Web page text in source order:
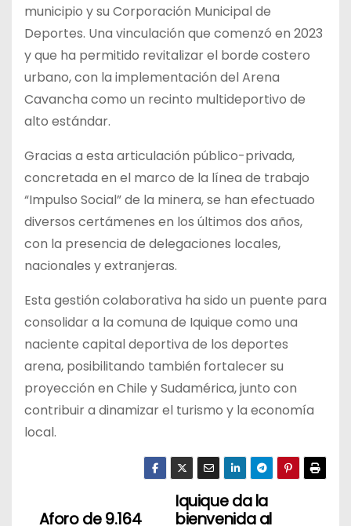
municipio y su Corporación Municipal de
Deportes. Una vinculación que comenzó en 2023
y que ha permitido revitalizar el borde costero
urbano, con la implementación del Arena
Cavancha como un recinto multideportivo de
alto estándar.
Gracias a esta articulación público-privada,
concretada en el marco de la línea de trabajo
“Impulso Social” de la minera, se han efectuado
diversos certámenes en los últimos dos años,
con la presencia de delegaciones locales,
nacionales y extranjeras.
Esta gestión colaborativa ha sido un puente para
consolidar a la comuna de Iquique como una
naciente capital deportiva de los deportes
arena, posibilitando también fortalecer su
proyección en Chile y Sudamérica, junto con
contribuir a dinamizar el turismo y la economía
local.
Iquique da la
bienvenida al
Aforo de 9.164